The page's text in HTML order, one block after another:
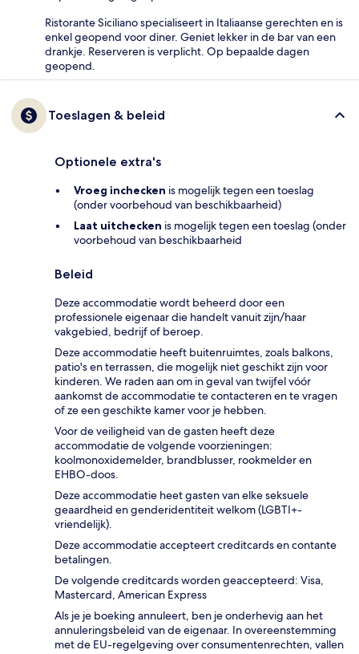
Ristorante Siciliano specialiseert in Italiaanse gerechten en is
enkel geopend voor diner. Geniet lekker in de bar van een
drankje. Reserveren is verplicht. Op bepaalde dagen
geopend.
Toeslagen & beleid
Optionele extra's
Vroeg inchecken is mogelijk tegen een toeslag
(onder voorbehoud van beschikbaarheid)
Laat uitchecken is mogelijk tegen een toeslag (onder
voorbehoud van beschikbaarheid
Beleid
Deze accommodatie wordt beheerd door een
professionele eigenaar die handelt vanuit zijn/haar
vakgebied, bedrijf of beroep.
Deze accommodatie heeft buitenruimtes, zoals balkons,
patio's en terrassen, die mogelijk niet geschikt zijn voor
kinderen. We raden aan om in geval van twijfel vóór
aankomst de accommodatie te contacteren en te vragen
of ze een geschikte kamer voor je hebben.
Voor de veiligheid van de gasten heeft deze
accommodatie de volgende voorzieningen:
koolmonoxidemelder, brandblusser, rookmelder en
EHBO-doos.
Deze accommodatie heet gasten van elke seksuele
geaardheid en genderidentiteit welkom (LGBTI+-
vriendelijk).
Deze accommodatie accepteert creditcards en contante
betalingen.
De volgende creditcards worden geaccepteerd: Visa,
Mastercard, American Express
Als je je boeking annuleert, ben je onderhevig aan het
annuleringsbeleid van de eigenaar. In overeenstemming
met de EU-regelgeving over consumentenrechten, vallen